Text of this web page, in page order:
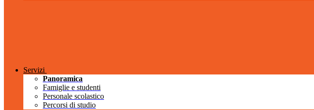
Servizi
Panoramica
Famiglie e studenti
Personale scolastico
Percorsi di studio